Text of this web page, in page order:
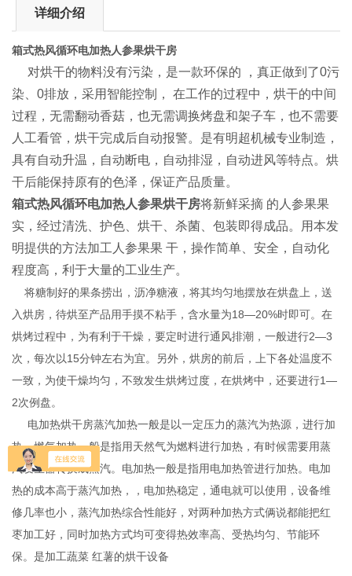
详细介绍
箱式热风循环电加热人参果烘干房
对烘干的物料没有污染，是一款环保的 ，真正做到了0污
染、0排放，采用智能控制， 在工作的过程中，烘干的中间
过程，无需翻动香菇，也无需调换烤盘和架子车，也不需要
人工看管，烘干完成后自动报警。是有明超机械专业制造，
具有自动升温，自动断电，自动排湿，自动进风等特点。烘
干后能保持原有的色泽，保证产品质量。
箱式热风循环电加热人参果烘干房将新鲜采摘 的人参果果
实，经过清洗、护色、烘干、杀菌、包装即得成品。用本发
明提供的方法加工人参果果 干，操作简单、安全，自动化
程度高，利于大量的工业生产。
将糖制好的果条捞出，沥净糖液，将其均匀地摆放在烘盘上，送
入烘房，待烘至产品用手摸不粘手，含水量为18—20%时即可。在
烘烤过程中，为有利于干燥，要定时进行通风排潮，一般进行2—3
次，每次以15分钟左右为宜。另外，烘房的前后，上下各处温度不
一致，为使干燥均匀，不致发生烘烤过度，在烘烤中，还要进行1—
2次例盘。
电加热烘干房蒸汽加热一般是以一定压力的蒸汽为热源，进行加
热，燃气加热一般是指用天然气为燃料进行加热，有时候需要用蒸
汽发生器转换成蒸汽。电加热一般是指用电加热管进行加热。电加
热的成本高于蒸汽加热，，电加热稳定，通电就可以使用，设备维
修几率也小，蒸汽加热综合性能好，对两种加热方式俩说都能把红
枣加工好，同时加热方式均可变得热效率高、受热均匀、节能环
保。是加工蔬菜 红薯的烘干设备